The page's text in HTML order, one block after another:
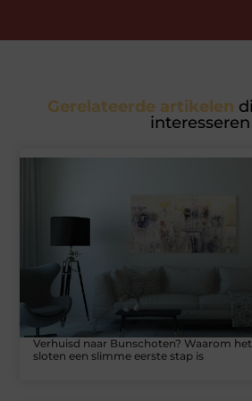
Gerelateerde artikelen
interesseren
Verhuisd naar Bunschoten? Waarom
sloten een slimme eerste stap is